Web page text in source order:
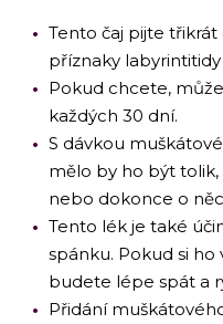
Tento čaj pijte
příznaky labyrintitidy
Pokud chcete,
každých 30 dní.
S dávkou
mělo by ho být
nebo dokonce o
Tento lék je také
spánku. Pokud si
budete lépe spát a
Přidání